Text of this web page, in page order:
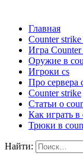
Главная
Counter
Игра
Оружие в
Игроки cs
Про сервера
Counter strike
Статьи о
Как играть в
Трюки в
Найти: